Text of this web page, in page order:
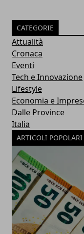
CATEGORIE
Attualità
Cronaca
Eventi
Tech e Innovazione
Lifestyle
Economia e
Dalle Province
Italia
ARTICOLI POPOLARI